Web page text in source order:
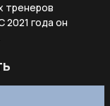
тренеров
2021 года он